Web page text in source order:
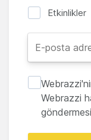
Etkinlikler
Webrazzi